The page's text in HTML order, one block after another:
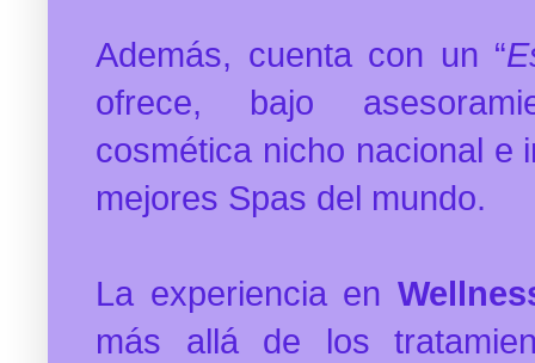
Además, cuenta con un “
ofrece, bajo
cosmética nicho nacional e
mejores Spas del mundo.
La experiencia en
más allá de los